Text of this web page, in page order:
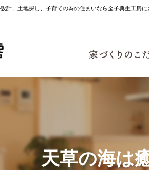
計、土地探し、子育ての為の住まいなら金子典生工房
天草の海は